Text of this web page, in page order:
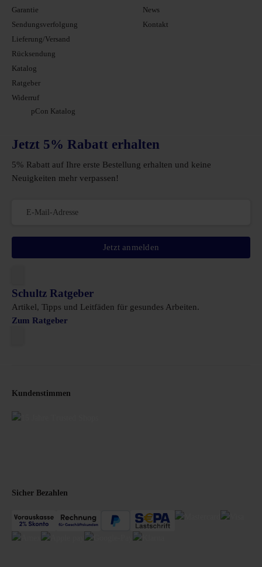
Garantie
Sendungsverfolgung
Lieferung/Versand
Rücksendung
Katalog
Ratgeber
Widerruf
pCon Katalog
News
Kontakt
Jetzt 5% Rabatt erhalten
5% Rabatt auf Ihre erste Bestellung erhalten und keine
Neuigkeiten mehr verpassen!
Jetzt anmelden
Schultz Ratgeber
Artikel, Tipps und Leitfäden für gesundes Arbeiten.
Zum Ratgeber
Kundenstimmen
Sicher Bezahlen